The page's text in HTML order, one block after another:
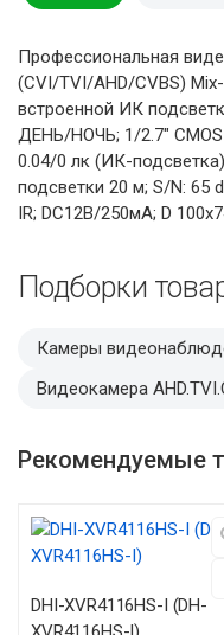
Профессиональная
(CVI/TVI/AHD/CVBS)
встроенной ИК
ДЕНЬ/НОЧЬ; 1/2.7" CMOS
0.04/0 лк (ИК-
подсветки 20 м; S/N: 65
IR; DC12В/250мА; D
Подборки
Камеры
Видеокамера
Рекомендуемые
DHI-XVR4116HS-I (DH-